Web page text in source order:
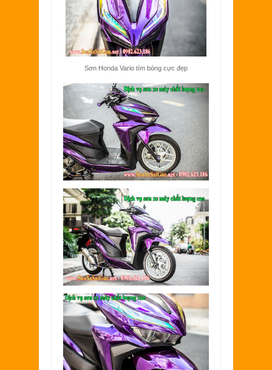
Sơn Honda Vario tím bóng cực đẹp